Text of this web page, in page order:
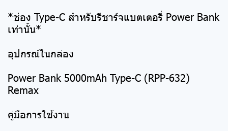
*ช่อง Type-C สำหรับรีชาร์จแบตเตอรี่ Power Bank
เท่านั้น*
อุปกรณ์ในกล่อง
Power Bank 5000mAh Type-C (RPP-632)
Remax
คู่มือการใช้งาน